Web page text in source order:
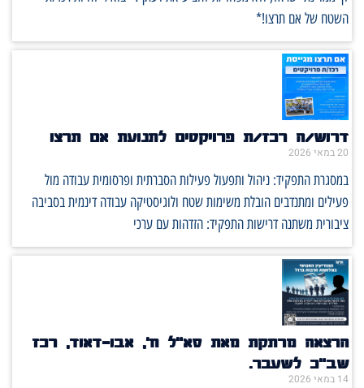
השטח של אם תרצו!*
דרוש/ה רכז/ת פרויקטים לתנועת אם תרצו
20 במאי 2026
במסגרת התפקיד: ניהול ותפעול פעילות הסברתית ופרסומית עבודה מול
פעילים ומתנדבים הובלת משימות שטח ולוגיסטיקה עבודה דינמית בסביבה
ציבורית משתנה דרישות התפקיד: הזדהות עם ערכי
הרצאה מרתקת מאת סא"ל ח', אבו-דאוד, רכז
שב"כ לשעבר.
14 במאי 2026